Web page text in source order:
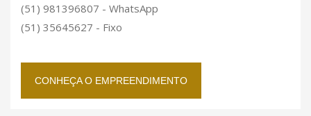
(51) 981396807 - WhatsApp
(51) 35645627 - Fixo
CONHEÇA O EMPREENDIMENTO